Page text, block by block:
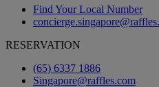
Find Your Local Number
RESERVATION
(65) 6337 1886
Singapore@raffles.com